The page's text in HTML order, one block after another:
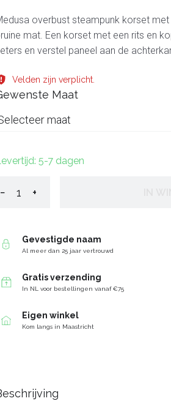
overbust steampunk korset
mat. Een korset met een rits en
en verstel paneel aan de
Velden zijn verplicht.
Maat
maat
5-7 dagen
− +
Gevestigde naam
Al meer dan 25 jaar vertrouwd
Gratis verzending
In NL voor bestellingen vanaf €75
Eigen winkel
Kom langs in Maastricht